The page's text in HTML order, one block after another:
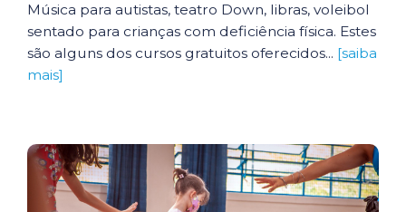
Música para autistas, teatro Down, libras, voleibol
sentado para crianças com deficiência física. Estes
são alguns dos cursos gratuitos oferecidos... [saiba
mais]